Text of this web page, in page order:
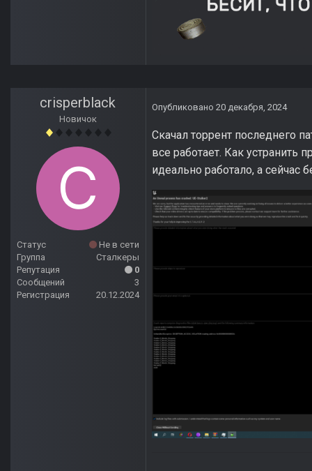
crisperblack
Новичок
Статус
Не в сети
Группа
Сталкеры
Репутация
0
Сообщений
3
Регистрация
20.12.2024
Опубликовано 20 декабря, 2024
Скачал торрент последнего
все работает. Как устранить
идеально работало, а сейчас